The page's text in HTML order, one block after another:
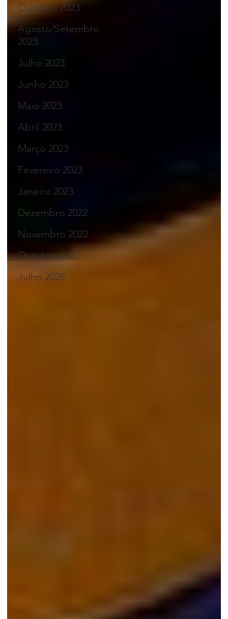
Outubro 2023
Agosto/Setembro
2023
Julho 2023
Junho 2023
Maio 2023
Abril 2023
Março 2023
Fevereiro 2023
Janeiro 2023
Dezembro 2022
Novembro 2022
Outubro 2022
Julho 2026